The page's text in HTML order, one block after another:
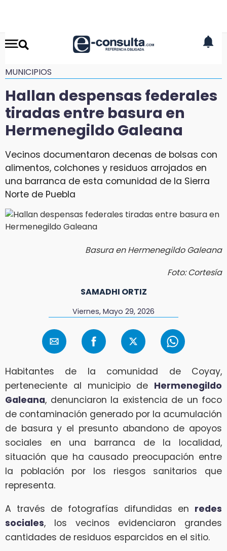
MUNICIPIOS
Hallan despensas federales
tiradas entre basura en
Hermenegildo Galeana
Vecinos documentaron decenas de bolsas con
alimentos, colchones y residuos arrojados en
una barranca de esta comunidad de la Sierra
Norte de Puebla
Basura en Hermenegildo Galeana
Foto: Cortesía
SAMADHI ORTIZ
Viernes, Mayo 29, 2026
Habitantes de la comunidad de Coyay,
perteneciente al municipio de Hermenegildo
Galeana, denunciaron la existencia de un foco
de contaminación generado por la acumulación
de basura y el presunto abandono de apoyos
sociales en una barranca de la localidad,
situación que ha causado preocupación entre
la población por los riesgos sanitarios que
representa.
A través de fotografías difundidas en redes
sociales, los vecinos evidenciaron grandes
cantidades de residuos esparcidos en el sitio.